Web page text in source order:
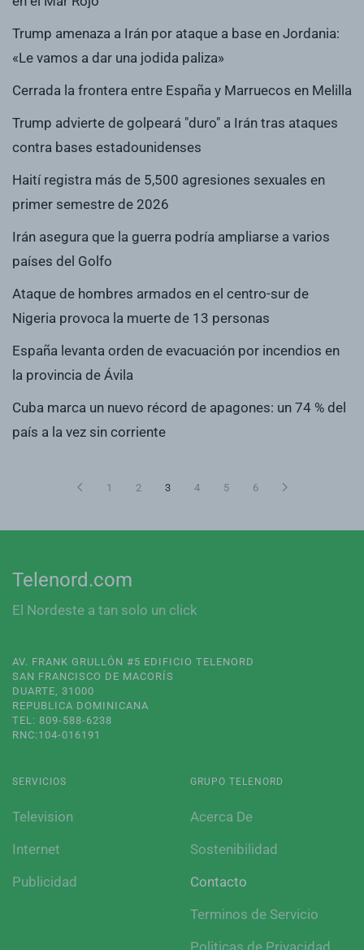
Trump amenaza a Irán por ataque a base en Jordania:
«Le vamos a dar una jodida paliza»
Cerrada la frontera entre España y Marruecos en Melilla
Trump advierte de golpeará "duro" a Irán tras ataques
contra bases estadounidenses
Haití registra más de 5,500 agresiones sexuales en
primer semestre de 2026
Irán asegura que la guerra podría ampliarse a varios
países del Golfo
Ataque de hombres armados en el centro-sur de
Nigeria provoca la muerte de 13 personas
España levanta orden de evacuación por incendios en
la provincia de Ávila
Cuba marca un nuevo récord de apagones: un 74 % del
país a la vez sin corriente
1 2 3 4 5 6
Telenord.com
El Nordeste a tan solo un click
AV. FRANK GRULLÓN #5 EDIFICIO TELENORD
SAN FRANCISCO DE MACORÍS
DUARTE, 31000
REPUBLICA DOMINICANA
TEL: 809-588-6238
RNC:104-016191
SERVICIOS
Television
Internet
Publicidad
GRUPO TELENORD
Acerca De
Sostenibilidad
Contacto
Terminos de Servicio